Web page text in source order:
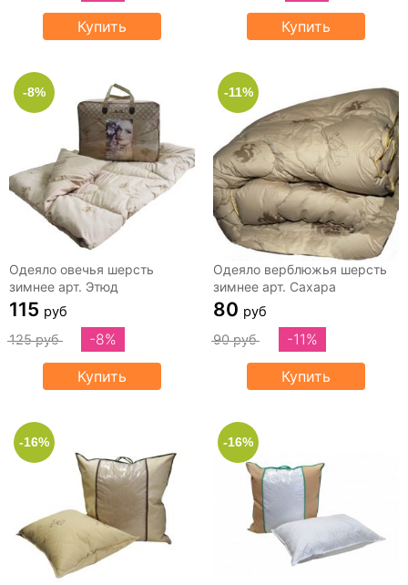
Купить Купить
-8%
Одеяло овечья шерсть
зимнее арт. Этюд
115 руб
125 руб
-8%
Купить
-11%
Одеяло верблюжья шерсть
зимнее арт. Сахара
80 руб
90 руб
-11%
Купить
-16% -16%